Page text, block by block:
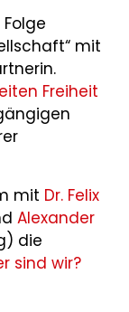
mit
Freiheit
mit Dr. Felix
Alexander
die
sind wir?